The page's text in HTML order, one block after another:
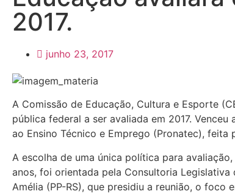
2017.
junho 23, 2017
A Comissão de Educação, Cultura e Esporte
pública federal a ser avaliada em 2017.
ao Ensino Técnico e Emprego (Pronatec), feita
A escolha de uma única política para
anos, foi orientada pela Consultoria
Amélia (PP-RS), que presidiu a reunião, o foco